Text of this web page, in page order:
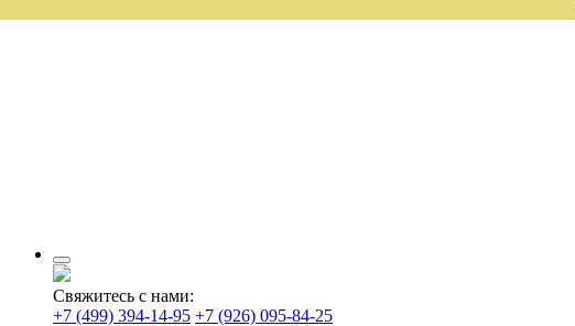
Свяжитесь с нами:
+7 (499) 394-14-95 +7 (926) 095-84-25